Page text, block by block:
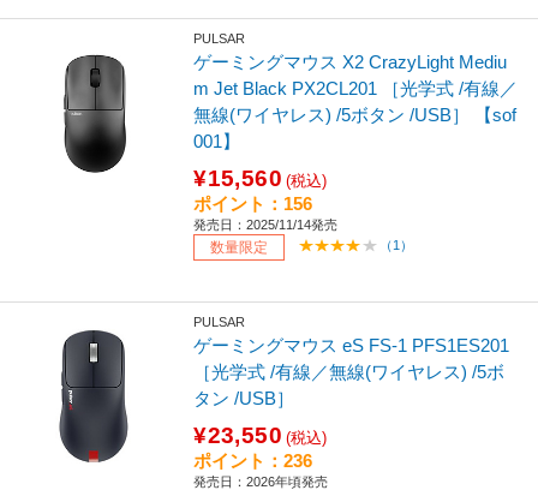
PULSAR
ゲーミングマウス X2 CrazyLight Mediu
m Jet Black PX2CL201 ［光学式 /有線／
無線(ワイヤレス) /5ボタン /USB］ 【sof
001】
¥15,560 (税込)
ポイント：156
発売日：2025/11/14発売
数量限定 （1）
PULSAR
ゲーミングマウス eS FS-1 PFS1ES201
［光学式 /有線／無線(ワイヤレス) /5ボ
タン /USB］
¥23,550 (税込)
ポイント：236
発売日：2026年頃発売